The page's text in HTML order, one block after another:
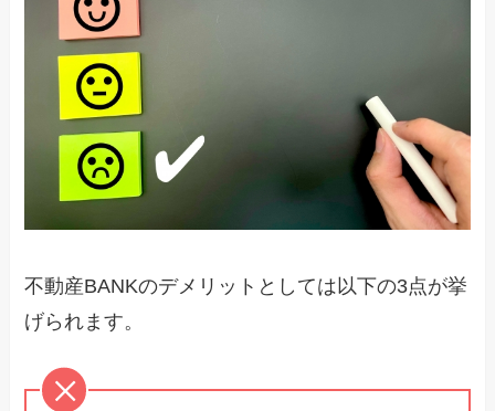
不動産BANKのデメリットとしては以下の3点が挙
げられます。